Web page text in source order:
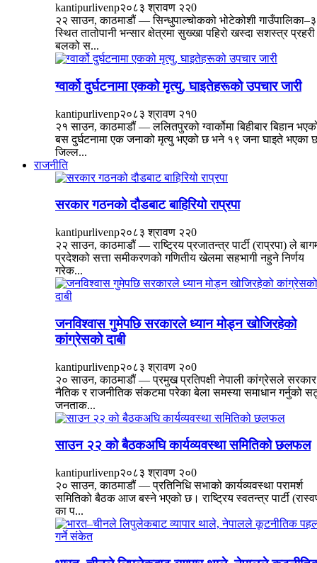
kantipurlivenp२०८३ श्रावण २२0
२२ साउन, काठमाडौं — सिन्धुपाल्चोकको भोटेकोशी गाउँपालिका–३
स्थित तातोपानी भन्सार क्षेत्रमा सुख्खा पहिरो खस्दा सशस्त्र प्रहरी
बलको स...
ग्वार्को दुर्घटनामा एकको मृत्यु, घाइतेहरूको उपचार जारी
kantipurlivenp२०८३ श्रावण २१0
२१ साउन, काठमाडौं — ललितपुरको ग्वार्कोमा बिहीबार बिहान
बस दुर्घटनामा एक जनाको मृत्यु भएको छ भने १९ जना घाइते भएका
जिल्ल...
राजनीति
सरकार गठनको दौडबाट बाहिरियो राप्रपा
kantipurlivenp२०८३ श्रावण २२0
२२ साउन, काठमाडौं — राष्ट्रिय प्रजातन्त्र पार्टी (राप्रपा) ले
प्रदेशको सत्ता समीकरणको गणितीय खेलमा सहभागी नहुने निर्णय
गरेक...
जनविश्वास गुमेपछि सरकारले ध्यान मोड्न खोजिरहेको
कांग्रेसको दाबी
kantipurlivenp२०८३ श्रावण २०0
२० साउन, काठमाडौं — प्रमुख प्रतिपक्षी नेपाली कांग्रेसले सरकार
नैतिक र राजनीतिक संकटमा परेका बेला समस्या समाधान गर्नुको
जनताक...
साउन २२ को बैठकअघि कार्यव्यवस्था समितिको छलफल
kantipurlivenp२०८३ श्रावण २०0
२० साउन, काठमाडौं — प्रतिनिधि सभाको कार्यव्यवस्था परामर्श
समितिको बैठक आज बस्ने भएको छ। राष्ट्रिय स्वतन्त्र पार्टी
का प...